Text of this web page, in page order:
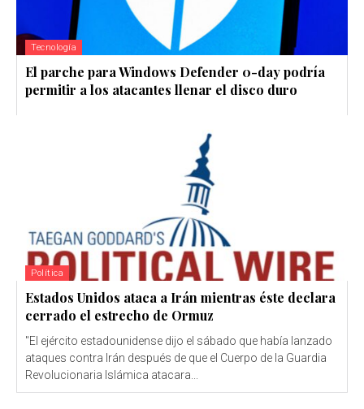
Tecnología
El parche para Windows Defender 0-day podría
permitir a los atacantes llenar el disco duro
Política
Estados Unidos ataca a Irán mientras éste declara
cerrado el estrecho de Ormuz
"El ejército estadounidense dijo el sábado que había lanzado
ataques contra Irán después de que el Cuerpo de la Guardia
Revolucionaria Islámica atacara...